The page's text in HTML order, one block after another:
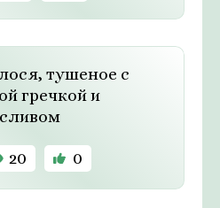
тушеное с
гречкой и
20 0